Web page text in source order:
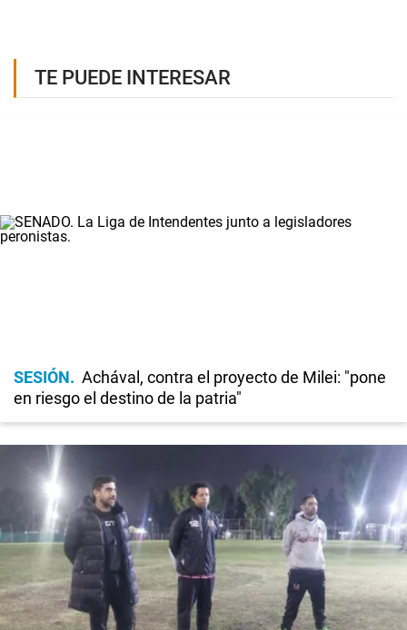
TE PUEDE INTERESAR
SESIÓN
Achával, contra el proyecto de Milei: "pone
en riesgo el destino de la patria"